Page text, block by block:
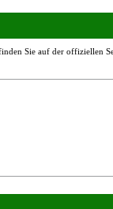
Sie auf der offiziellen